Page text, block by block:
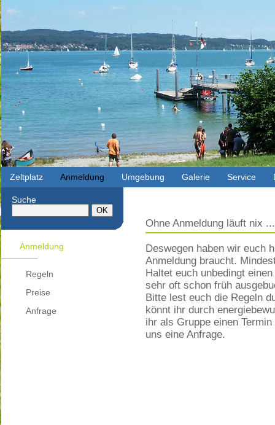
Suche
Anmeldung
Regeln
Preise
Anfrage
Ohne Anmeldung läuft nix ...
Deswegen haben wir euch
Anmeldung braucht.
Haltet euch unbedingt
sehr oft schon früh
Bitte lest euch die Regeln
könnt ihr durch
ihr als Gruppe einen
uns eine Anfrage.
Zeltplatz Anmeldung Umgebung Galerie Service